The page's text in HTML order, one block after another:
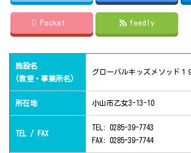
Pocket feedly
施設名
(教室・事業所名)
グローバルキッズメソッド１
所在地 小山市乙女3-13-10
TEL / FAX
TEL: 0285-39-7743
FAX: 0285-39-7744